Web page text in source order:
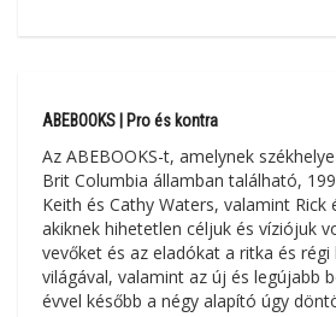
ABEBOOKS | Pro és kontra
Az ABEBOOKS-t, amelynek
Brit Columbia államban található,
Keith és Cathy Waters, valamint Rick
akiknek hihetetlen céljuk és víziójuk
vevőket és az eladókat a ritka és
világával, valamint az új és legújabb
évvel később a négy alapító úgy